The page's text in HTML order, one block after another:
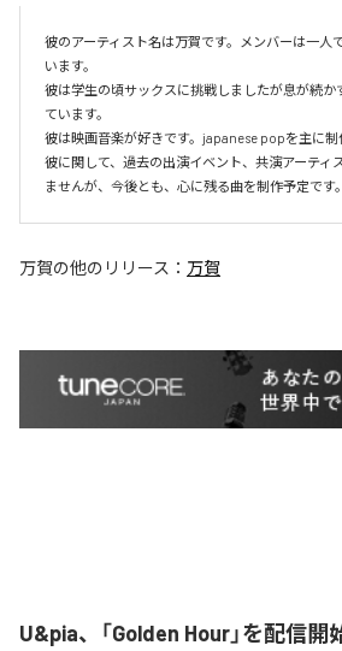
彼のアーティスト名は万賀です。メンバーは一人
います。
彼は学生の頃サックスに挑戦しましたが息が続か
ています。
彼は映画音楽が好きです。japanese popを主に制
彼に関して、過去の出演イベント、共演アーティ
ませんが、今後とも、心に残る曲を制作予定です。
万賀の他のリリース： 万賀
U&pia、「Golden Hour」を配信開